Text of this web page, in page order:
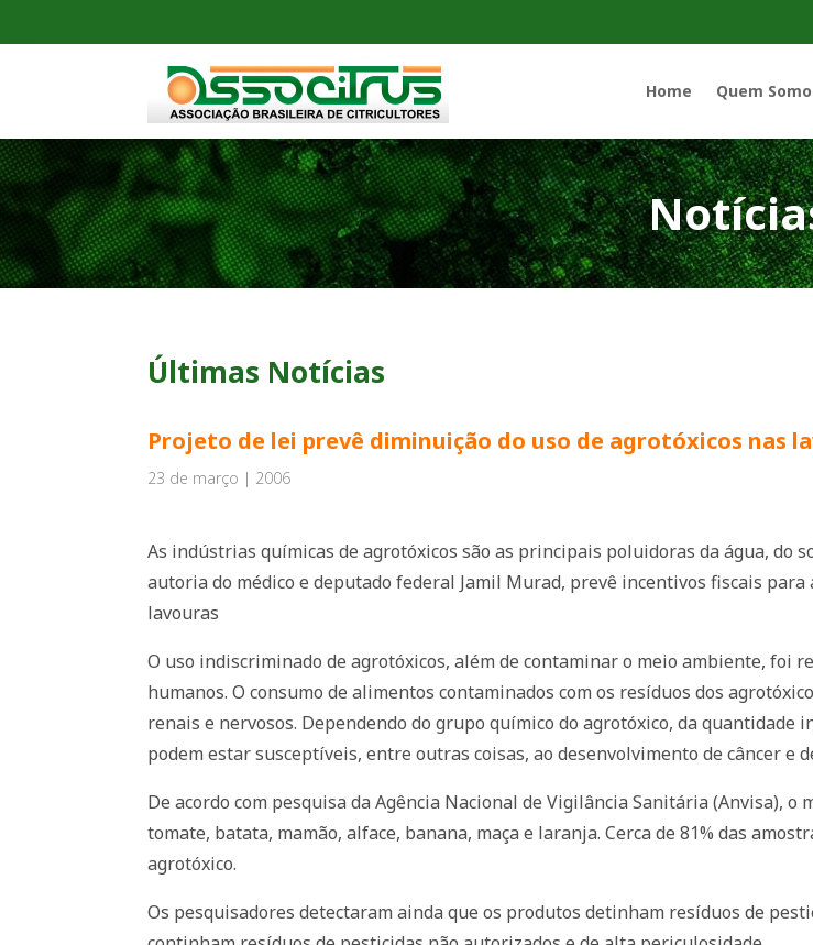
Home Quem
Últimas Notícias
Projeto de lei prevê diminuição do uso de agrotóxicos nas
23 de março | 2006
As indústrias químicas de agrotóxicos são as principais poluidoras da água, do
autoria do médico e deputado federal Jamil Murad, prevê incentivos fiscais
lavouras
O uso indiscriminado de agrotóxicos, além de contaminar o meio ambiente, foi
humanos. O consumo de alimentos contaminados com os resíduos dos
renais e nervosos. Dependendo do grupo químico do agrotóxico, da quantidade
podem estar susceptíveis, entre outras coisas, ao desenvolvimento de câncer e
De acordo com pesquisa da Agência Nacional de Vigilância Sanitária (Anvisa),
tomate, batata, mamão, alface, banana, maça e laranja. Cerca de 81% das
agrotóxico.
Os pesquisadores detectaram ainda que os produtos detinham resíduos de